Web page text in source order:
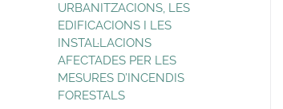
URBANITZACIONS, LES
EDIFICACIONS I LES
INSTAL·LACIONS
AFECTADES PER LES
MESURES D’INCENDIS
FORESTALS